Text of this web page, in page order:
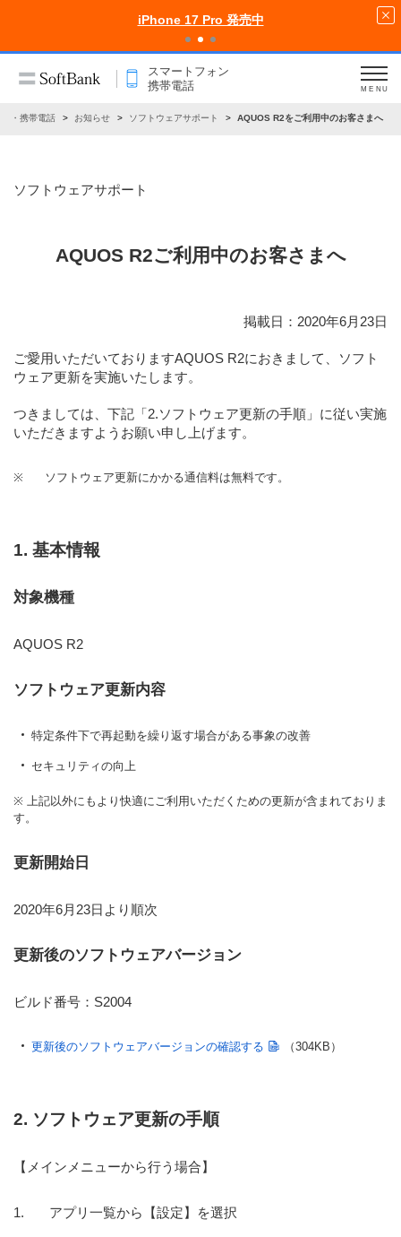
iPhone 17 Pro 発売中
スマートフォン
携帯電話
MENU
・携帯電話 お知らせ ソフトウェアサポート AQUOS R2をご利用中のお客さまへ
ソフトウェアサポート
AQUOS R2ご利用中のお客さまへ
掲載日：2020年6月23日
ご愛用いただいておりますAQUOS R2におきまして、ソフト
ウェア更新を実施いたします。
つきましては、下記 「2.ソフトウェア更新の手順」 に従い実施
いただきますようお願い申し上げます。
※ ソフトウェア更新にかかる通信料は無料です。
1. 基本情報
対象機種
AQUOS R2
ソフトウェア更新内容
特定条件下で再起動を繰り返す場合がある事象の改善
セキュリティの向上
※ 上記以外にもより快適にご利用いただくための更新が含まれておりま
す。
更新開始日
2020年6月23日より順次
更新後のソフトウェアバージョン
ビルド番号：S2004
更新後のソフトウェアバージョンの確認する （304KB）
2. ソフトウェア更新の手順
【メインメニューから行う場合】
アプリ一覧から【設定】を選択